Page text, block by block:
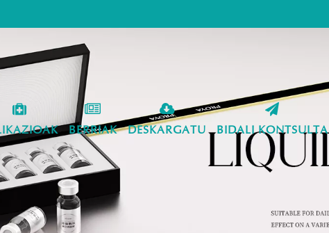
BERRIAK DESKARGATU BIDALI KONTSULTA